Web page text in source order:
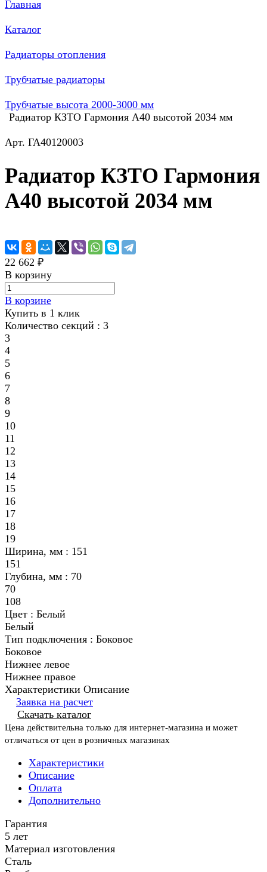
Главная
Каталог
Радиаторы отопления
Трубчатые радиаторы
Трубчатые высота 2000-3000 мм
Радиатор КЗТО Гармония А40 высотой 2034 мм
Арт. ГА40120003
Радиатор КЗТО Гармония
А40 высотой 2034 мм
22 662 ₽
В корзину
В корзине
Купить в 1 клик
Количество секций : 3
3
4
5
6
7
8
9
10
11
12
13
14
15
16
17
18
19
Ширина, мм : 151
151
Глубина, мм : 70
70
108
Цвет : Белый
Белый
Тип подключения : Боковое
Боковое
Нижнее левое
Нижнее правое
Характеристики Описание
Заявка на расчет
Скачать каталог
Цена действительна только для интернет-магазина и может
отличаться от цен в розничных магазинах
Характеристики
Описание
Оплата
Дополнительно
Гарантия
5 лет
Материал изготовления
Сталь